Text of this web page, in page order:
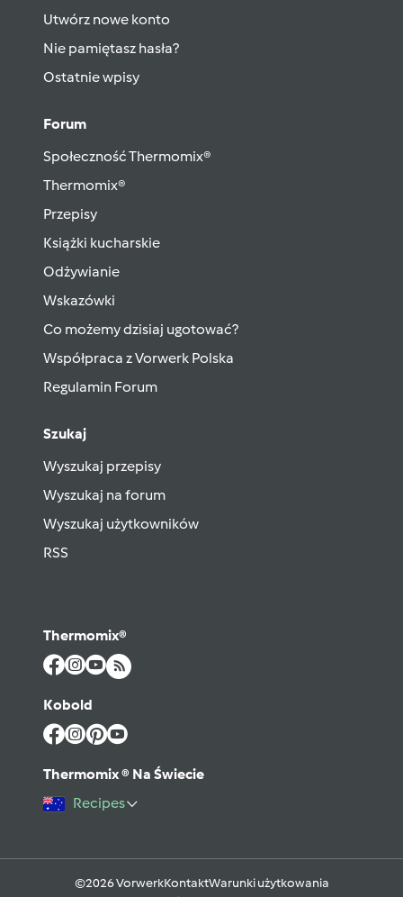
Utwórz nowe konto
Nie pamiętasz hasła?
Ostatnie wpisy
Forum
Społeczność Thermomix®
Thermomix®
Przepisy
Książki kucharskie
Odżywianie
Wskazówki
Co możemy dzisiaj ugotować?
Współpraca z Vorwerk Polska
Regulamin Forum
Szukaj
Wyszukaj przepisy
Wyszukaj na forum
Wyszukaj użytkowników
RSS
Thermomix®
Kobold
Thermomix ® Na Świecie
Recipes
©2026 VorwerkKontaktWarunki użytkowania